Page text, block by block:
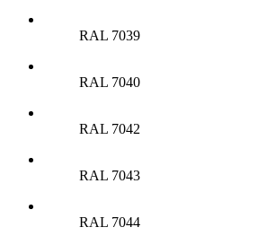
RAL 7039
RAL 7040
RAL 7042
RAL 7043
RAL 7044